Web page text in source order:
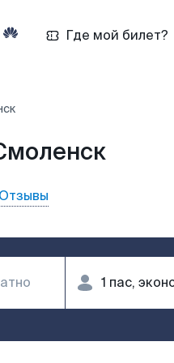
Где мой билет?
Отзывы